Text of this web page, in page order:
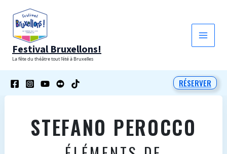
contenu
Festival Bruxellons!
La fête du théâtre tout l'été à Bruxelles
RÉSERVER
STEFANO PEROCCO